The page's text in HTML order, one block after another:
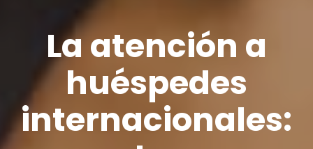
La atención a
huéspedes
internacionales: